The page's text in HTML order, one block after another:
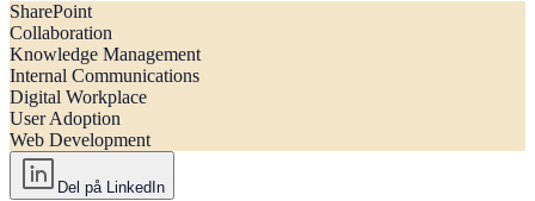
Intranetimplementering – 12 spørgsmål til eksperten
SharePoint
Collaboration
Knowledge Management
Internal Communications
Digital Workplace
User Adoption
Web Development
Del på LinkedIn